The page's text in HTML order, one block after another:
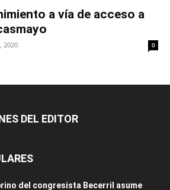
a vía de acceso a
2020 0
DEL EDITOR
del congresista Becerril asume